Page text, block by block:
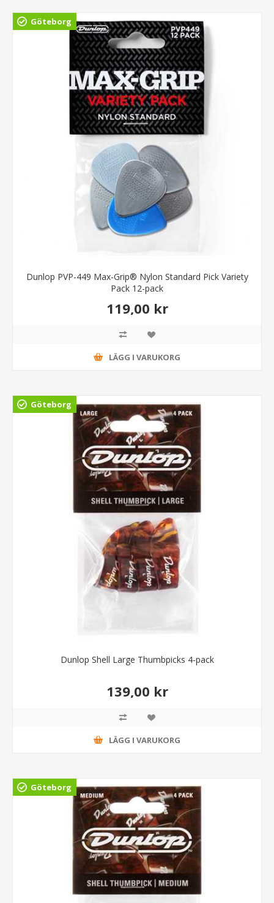
Göteborg
Dunlop PVP-449 Max-Grip® Nylon Standard Pick Variety
Pack 12-pack
119,00 kr
LÄGG I VARUKORG
Göteborg
Dunlop Shell Large Thumbpicks 4-pack
139,00 kr
LÄGG I VARUKORG
Göteborg